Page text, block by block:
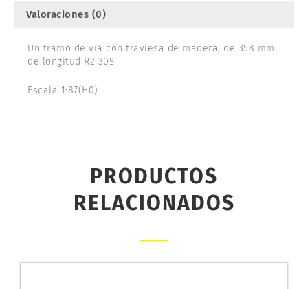
Valoraciones (0)
Un tramo de vía con traviesa de madera, de 358 mm
de longitud R2 30º.
Escala 1:87(H0)
PRODUCTOS
RELACIONADOS